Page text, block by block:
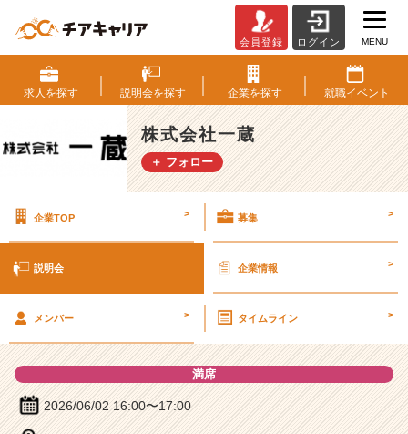
式
会
社
一
蔵
の
詳
ベ
長
会員登録 ログイン MENU
求人を探す 説明会を探す 企業を探す 就職イベント
株式会社一蔵
＋ フォロー
企業TOP > 募集 >
説明会 企業情報 >
メンバー > タイムライン >
満席
2026/06/02 16:00〜17:00